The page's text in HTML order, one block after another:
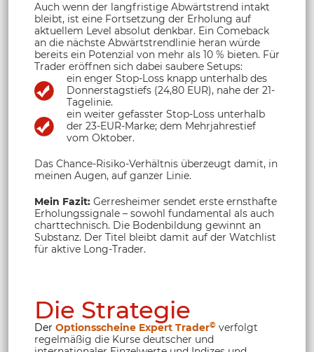
Auch wenn der langfristige Abwärtstrend intakt
bleibt, ist eine Fortsetzung der Erholung auf
aktuellem Level absolut denkbar. Ein Comeback
an die nächste Abwärtstrendlinie heran würde
bereits ein Potenzial von mehr als 10 % bieten. Für
Trader eröffnen sich dabei saubere Setups:
ein enger Stop-Loss knapp unterhalb des
Donnerstagstiefs (24,80 EUR), nahe der 21-
Tagelinie.
ein weiter gefasster Stop-Loss unterhalb
der 23-EUR-Marke; dem Mehrjahrestief
vom Oktober.
Das Chance-Risiko-Verhältnis überzeugt damit, in
meinen Augen, auf ganzer Linie.
Mein Fazit: Gerresheimer sendet erste ernsthafte
Erholungssignale – sowohl fundamental als auch
charttechnisch. Die Bodenbildung gewinnt an
Substanz. Der Titel bleibt damit auf der Watchlist
für aktive Long-Trader.
Die Strategie
Der Optionsscheine Expert Trader© verfolgt
regelmäßig die Kurse deutscher und